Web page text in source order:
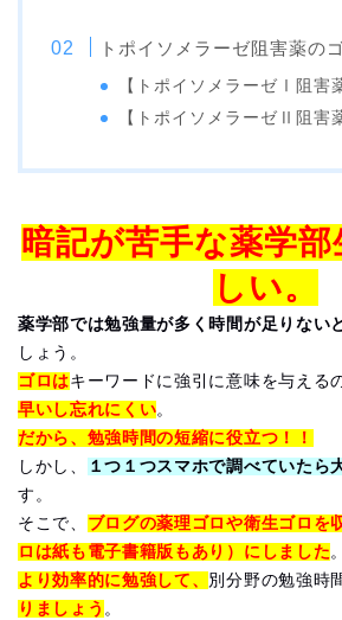
トポイソメラーゼ阻害薬の
【トポイソメラーゼⅠ阻害
【トポイソメラーゼⅡ阻害
暗記が苦手な薬学
しい。
薬学部では勉強量が多く時間が足りない
しょう。
ゴロはキーワードに強引に意味を与える
早いし忘れにくい。
だから、勉強時間の短縮に役立つ！！
しかし、
１つ１つスマホで調べていたら
す。
そこで、 ブログの薬理ゴロや衛生ゴロを
ロは紙も電子書籍版もあり）にしました。
より効率的に勉強して、 別分野の勉強時
りましょう 。